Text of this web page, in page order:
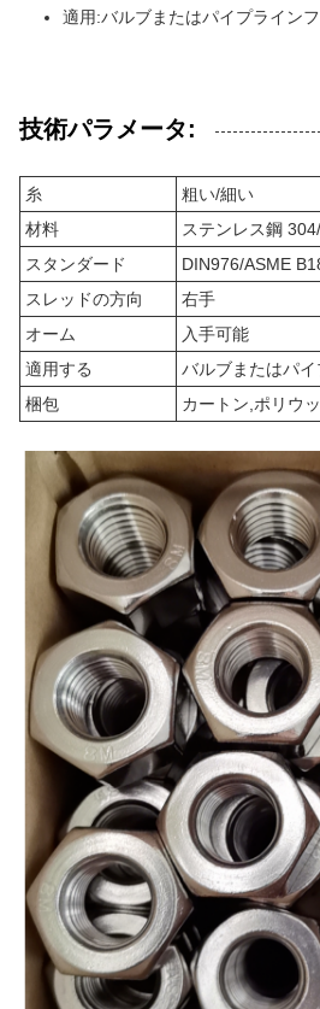
適用:バルブまたはパイプライン
技術パラメータ:
糸
粗い/細い
材料
ステンレス鋼
スタンダード
DIN976/ASME
スレッドの方向
右手
オーム
入手可能
適用する
バルブまたはパ
梱包
カートン,ポリウ